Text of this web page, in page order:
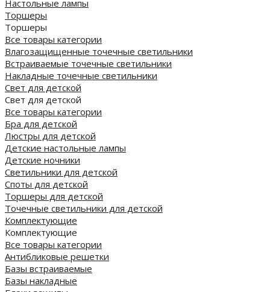
Настольные лампы
Торшеры
Торшеры
Все товары категории
Влагозащищенные точечные светильники
Встраиваемые точечные светильники
Накладные точечные светильники
Свет для детской
Свет для детской
Все товары категории
Бра для детской
Люстры для детской
Детские настольные лампы
Детские ночники
Светильники для детской
Споты для детской
Торшеры для детской
Точечные светильники для детской
Комплектующие
Комплектующие
Все товары категории
Антибликовые решетки
Базы встраиваемые
Базы накладные